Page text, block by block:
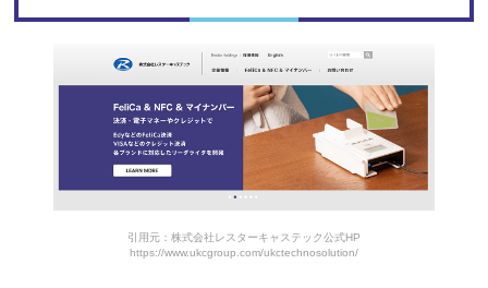
引用元：株式会社レスターキャステック公式HP
https://www.ukcgroup.com/ukctechnosolution/